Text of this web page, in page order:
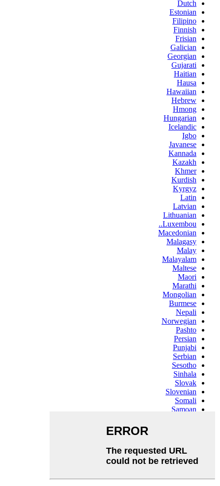
Dutch
Estonian
Filipino
Finnish
Frisian
Galician
Georgian
Gujarati
Haitian
Hausa
Hawaiian
Hebrew
Hmong
Hungarian
Icelandic
Igbo
Javanese
Kannada
Kazakh
Khmer
Kurdish
Kyrgyz
Latin
Latvian
Lithuanian
Luxembou..
Macedonian
Malagasy
Malay
Malayalam
Maltese
Maori
Marathi
Mongolian
Burmese
Nepali
Norwegian
Pashto
Persian
Punjabi
Serbian
Sesotho
Sinhala
Slovak
Slovenian
Somali
Samoan
Swahili
Tajik
Telugu